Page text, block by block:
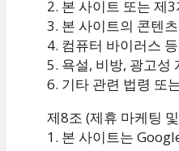
2. 본 사이트 또는 제
3. 본 사이트의 콘텐
4. 컴퓨터 바이러스
5. 욕설, 비방, 광고성
6. 기타 관련 법령 또
제8조 (제휴 마케팅
1. 본 사이트는